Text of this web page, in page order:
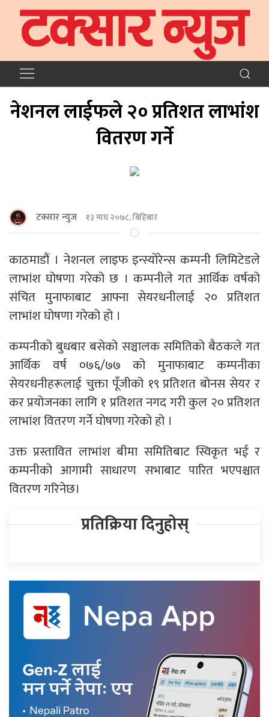
नेशनल लाईफले २० प्रतिशत लाभांश
वितरण गर्ने
टक्सार न्युज १३ माघ २०७८, बिहिबार
काठमाडौं । नेशनल लाइफ इन्स्योरेन्स कम्पनी लिमिटेडले
लाभांश घोषणा गरेको छ । कम्पनीले गत आर्थिक वर्षको
संचित मुनाफाबाट आफ्ना सेयरधनीलाई २० प्रतिशत
लाभांश घोषणा गरेको हो ।
कम्पनीको बुधबार बसेको सञ्चालक समितिको बैठकले गत
आर्थिक वर्ष ०७६/७७ को मुनाफाबाट कम्पनीका
सेयरधनीहरूलाई चुक्ता पूँजीको १९ प्रतिशत बोनस सेयर र
कर प्रयोजनका लागि १ प्रतिशत नगद गरी कुल २० प्रतिशत
लाभांश वितरण गर्ने घोषणा गरेको हो ।
उक्त प्रस्तावित लाभांश बीमा समितिबाट स्विकृत भई र
कम्पनीको आगामी साधारण सभाबाट पारित भएपश्चात
वितरण गरिनेछ।
प्रतिक्रिया दिनुहोस्